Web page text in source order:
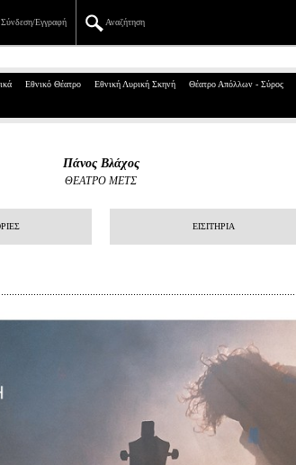
Αναζήτηση
Σύνδεση/Εγγραφή
Πανεπιστημίου 39, Αθήνα
Αναζήτηση
Αναζήτηση παραγγελίας
Εθνικό Θέατρο Εθνική Λυρική Σκηνή Θέατρο Απόλλων - Σύρος
Πάνος Βλάχος
ΘΕΑΤΡΟ ΜΕΤΣ
ΕΙΣΙΤΗΡΙΑ